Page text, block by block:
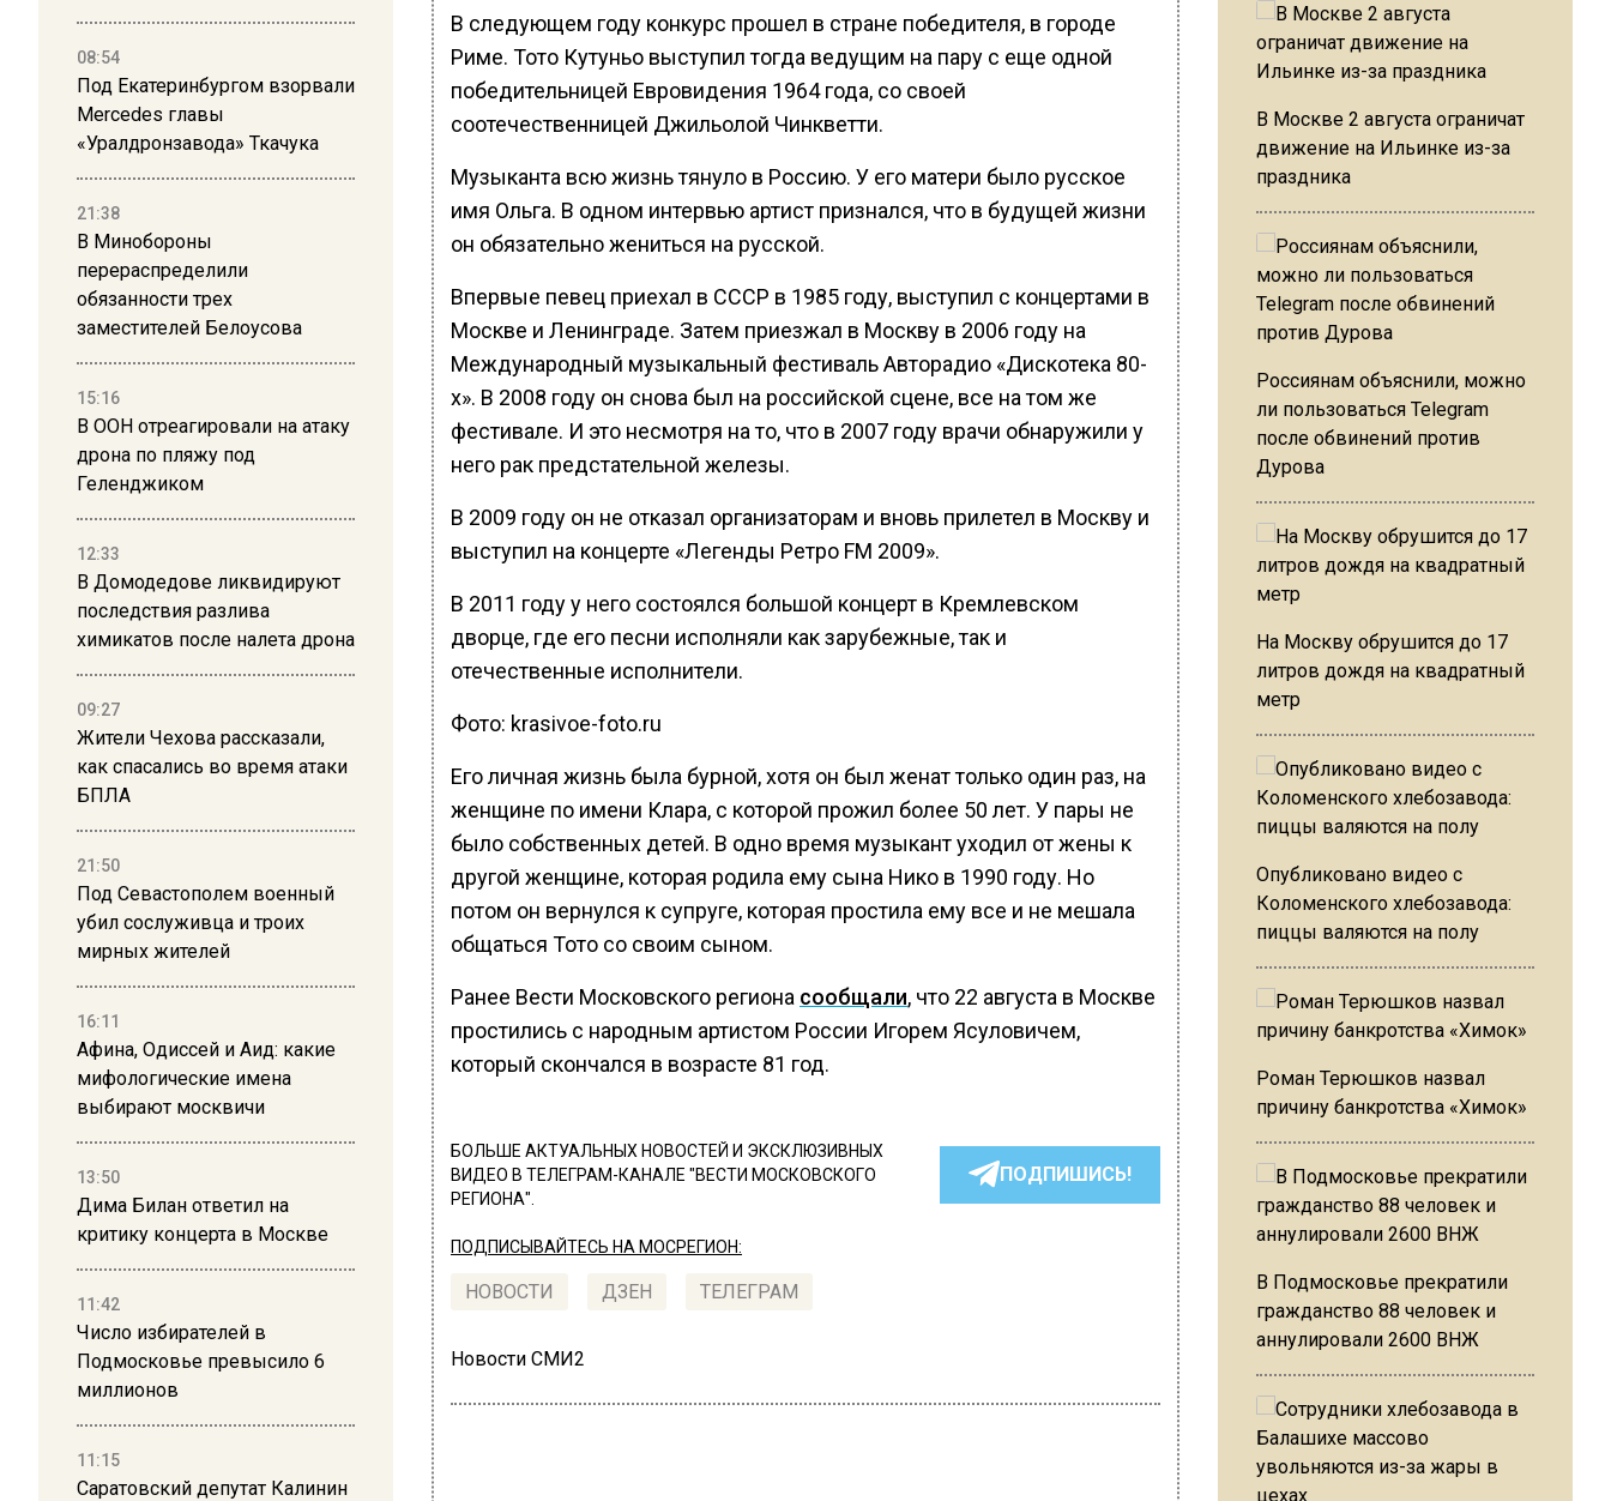
08:54
Под Екатеринбургом взорвали
Mercedes главы
«Уралдронзавода» Ткачука
21:38
В Минобороны
перераспределили
обязанности трех
заместителей Белоусова
15:16
В ООН отреагировали на атаку
дрона по пляжу под
Геленджиком
12:33
В Домодедове ликвидируют
последствия разлива
химикатов после налета дрона
09:27
Жители Чехова рассказали,
как спасались во время атаки
БПЛА
21:50
Под Севастополем военный
убил сослуживца и троих
мирных жителей
16:11
Афина, Одиссей и Аид: какие
мифологические имена
выбирают москвичи
13:50
Дима Билан ответил на
критику концерта в Москве
11:42
Число избирателей в
Подмосковье превысило 6
миллионов
11:15
Саратовский депутат Калинин
В следующем году конкурс прошел в стране победителя, в городе
Риме. Тото Кутуньо выступил тогда ведущим на пару с еще одной
победительницей Евровидения 1964 года, со своей
соотечественницей Джильолой Чинкветти.
Музыканта всю жизнь тянуло в Россию. У его матери было русское
имя Ольга. В одном интервью артист признался, что в будущей жизни
он обязательно жениться на русской.
Впервые певец приехал в СССР в 1985 году, выступил с концертами в
Москве и Ленинграде. Затем приезжал в Москву в 2006 году на
Международный музыкальный фестиваль Авторадио «Дискотека 80-
х». В 2008 году он снова был на российской сцене, все на том же
фестивале. И это несмотря на то, что в 2007 году врачи обнаружили у
него рак предстательной железы.
В 2009 году он не отказал организаторам и вновь прилетел в Москву и
выступил на концерте «Легенды Ретро FM 2009».
В 2011 году у него состоялся большой концерт в Кремлевском
дворце, где его песни исполняли как зарубежные, так и
отечественные исполнители.
Фото: krasivoe-foto.ru
Его личная жизнь была бурной, хотя он был женат только один раз, на
женщине по имени Клара, с которой прожил более 50 лет. У пары не
было собственных детей. В одно время музыкант уходил от жены к
другой женщине, которая родила ему сына Нико в 1990 году. Но
потом он вернулся к супруге, которая простила ему все и не мешала
общаться Тото со своим сыном.
Ранее Вести Московского региона сообщали, что 22 августа в Москве
простились с народным артистом России Игорем Ясуловичем,
который скончался в возрасте 81 год.
БОЛЬШЕ АКТУАЛЬНЫХ НОВОСТЕЙ И ЭКСКЛЮЗИВНЫХ
ВИДЕО В ТЕЛЕГРАМ-КАНАЛЕ "ВЕСТИ МОСКОВСКОГО
РЕГИОНА".
ПОДПИШИСЬ!
ПОДПИСЫВАЙТЕСЬ НА МОСРЕГИОН:
НОВОСТИ ДЗЕН ТЕЛЕГРАМ
Новости СМИ2
В Москве 2 августа ограничат
движение на Ильинке из-за
праздника
Россиянам объяснили, можно
ли пользоваться Telegram
после обвинений против
Дурова
На Москву обрушится до 17
литров дождя на квадратный
метр
Опубликовано видео с
Коломенского хлебозавода:
пиццы валяются на полу
Роман Терюшков назвал
причину банкротства «Химок»
В Подмосковье прекратили
гражданство 88 человек и
аннулировали 2600 ВНЖ